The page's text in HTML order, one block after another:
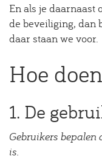
En als je daarnaast
de beveiliging, dan
daar staan we voor.
Hoe
1. De
Gebruikers bepalen
is.